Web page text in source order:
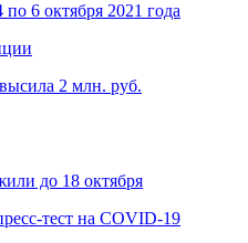
6 октября 2021 года
2 млн. руб.
до 18 октября
тест на COVID-19